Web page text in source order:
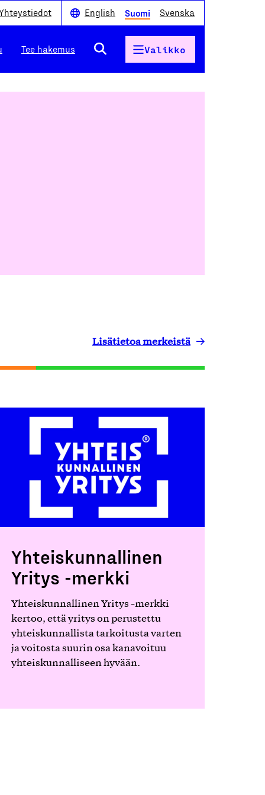
English Suomi Svenska
Tee hakemus Valikko
Lisätietoa merkeistä
Yhteiskunnallinen
Yritys -merkki
Yhteiskunnallinen Yritys -merkki
kertoo, että yritys on perustettu
yhteiskunnallista tarkoitusta varten
ja voitosta suurin osa kanavoituu
yhteiskunnalliseen hyvään.